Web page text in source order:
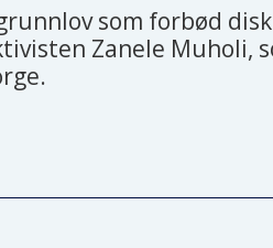
som forbød
Zanele Muholi,